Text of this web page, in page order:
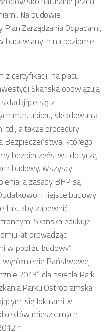
Na budowie
Zarządzania Odpadami,
budowlanych na poziomie
z certyfikacji, na placu
Skanska obowiązują
się z
m.in. ubioru, składowania
itd., a także procedury
Bezpieczeństwa, którego
bezpieczeństwa dotyczą
budowy. Wszyscy
a zasady BHP są
miejsce budowy
tak, aby zapewnić
Skanska edukuje
lat prowadząc
w pobliżu budowy”.
wyróżnienie Państwowej
2013” dla osiedla Park
Parku Ostrobramska
się lokalami w
mieszkalnych
r.